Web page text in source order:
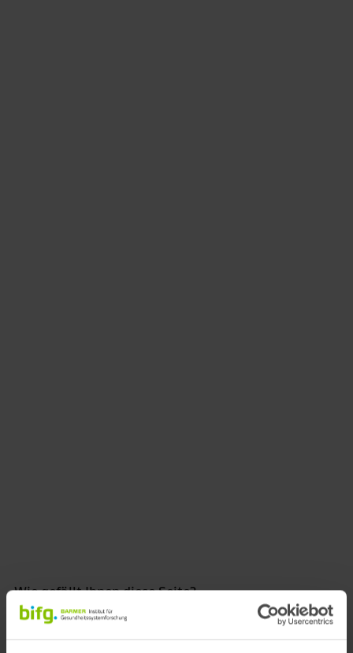
Wie gefällt Ihnen diese Seite?
Bewertung abgeben *
5 Sterne